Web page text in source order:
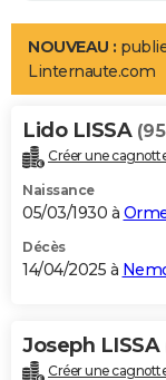
LIFESTYLE
Art de vivre
Bien-être
Loisirs
Mode
Modes de vie
Alimentation
Guide de la santé
Maladies
Médicaments
Sommeil
VOYAGE
Destinations
City break
Voyage nature
Voyage de noces
Forum
Climat
+PHOTO
GUIDES D'ACHAT
BONS PLANS
Carte de Noël
Carte Bonne année
Carte Saint-Valentin
Carte Pâques
Carte d'anniversaire
DICTIONNAIRE
NOUVEAU :
Linternaute.com
Lido LISSA
Créer une
Naissance
05/03/1930 à
Décès
14/04/2025 à
Joseph LISSA
Créer une